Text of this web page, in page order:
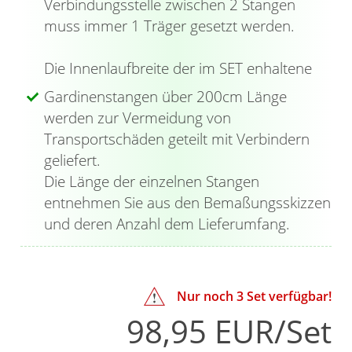
Position setzen. Fädeln Sie auf die klassische
Gardinenstange die Gardinenringe mit
Gleiteinlage und Haken auf; anschließend wird
Gardinenband oder Kräuselband an den
Faltenhaken befestigt. Die integrierte
Gleiteinlage erleichtert die Bedienung und
sorgt zudem für ein nahezu geräuschloses
Verschieben der Ringe auf der Stange. Hier
haben die Endstücke die Form eines Zylinders.
Sie sind zudem mit drei rundherum laufenden
Einkerbungen versehen und werden mit dem
im Gegensatz dazu werden die Kappen einfach
auf die hintere Gardinenstange aufgesteckt.
Die robusten Doppel-Kombiträger besitzen als
muss immer 1 Träger gesetzt werden.
Die Innenlaufbreite der im SET enhaltene
Gardinenstangen über 200cm Länge
werden zur Vermeidung von
Transportschäden geteilt mit Verbindern
geliefert.
Die Länge der einzelnen Stangen
entnehmen Sie aus den Bemaßungsskizzen
und deren Anzahl dem Lieferumfang.
Nur noch 3Set verfügbar!
98,95 EUR/Set